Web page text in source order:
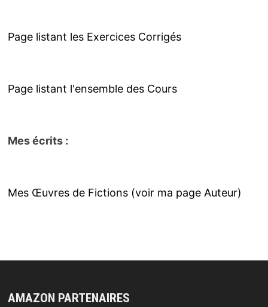
Page listant les Exercices Corrigés
Page listant l'ensemble des Cours
Mes écrits :
Mes Œuvres de Fictions (voir ma page Auteur)
AMAZON PARTENAIRES